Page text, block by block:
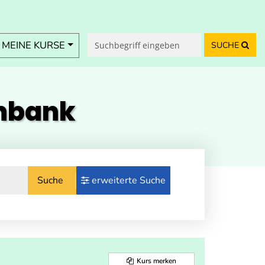
KURSE SUCHE
Suche erweiterte Suche
Kurs merken